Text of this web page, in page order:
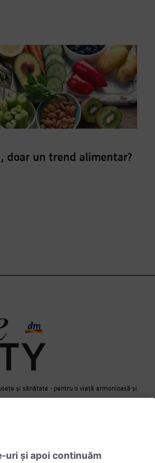
doar un trend alimentar?
și sănătate - pentru o viață armonioasă și